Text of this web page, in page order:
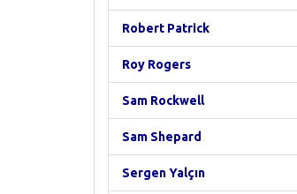
Robert Patrick
Roy Rogers
Sam Rockwell
Sam Shepard
Sergen Yalçın